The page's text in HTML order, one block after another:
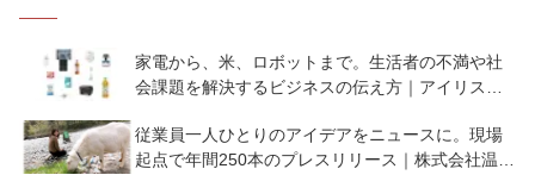
家電から、米、ロボットまで。生活者の不満や社
会課題を解決するビジネスの伝え方｜アイリスオ
従業員一人ひとりのアイデアをニュースに。現場
起点で年間250本のプレスリリース｜株式会社温泉